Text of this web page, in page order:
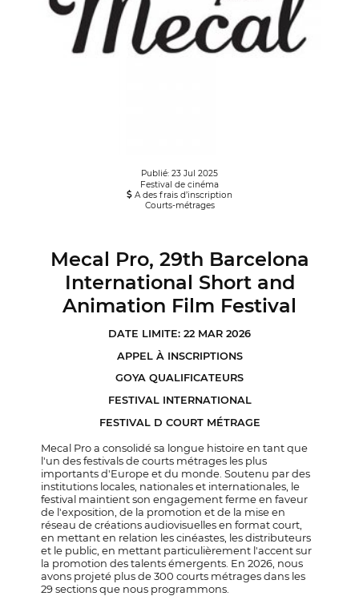
Publié: 23 Jul 2025
Festival de cinéma
A des frais d’inscription
Courts-métrages
Mecal Pro, 29th Barcelona
International Short and
Animation Film Festival
DATE LIMITE: 22 MAR 2026
APPEL À INSCRIPTIONS
GOYA QUALIFICATEURS
FESTIVAL INTERNATIONAL
FESTIVAL D COURT MÉTRAGE
Mecal Pro a consolidé sa longue histoire en tant que
l'un des festivals de courts métrages les plus
importants d'Europe et du monde. Soutenu par des
institutions locales, nationales et internationales, le
festival maintient son engagement ferme en faveur
de l'exposition, de la promotion et de la mise en
réseau de créations audiovisuelles en format court,
en mettant en relation les cinéastes, les distributeurs
et le public, en mettant particulièrement l'accent sur
la promotion des talents émergents. En 2026, nous
avons projeté plus de 300 courts métrages dans les
29 sections que nous programmons.